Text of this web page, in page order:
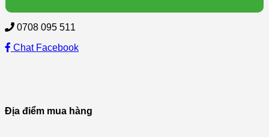
0708 095 511
Chat Facebook
Địa điểm mua hàng